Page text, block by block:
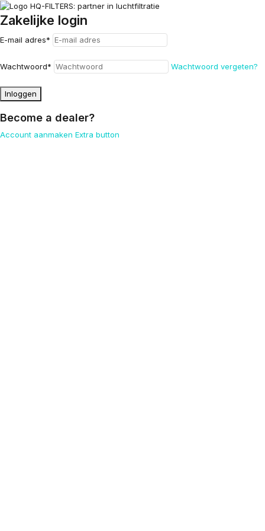
Zakelijke login
E-mail adres*
Wachtwoord* Wachtwoord vergeten?
Inloggen
Become a dealer?
Account aanmaken Extra button